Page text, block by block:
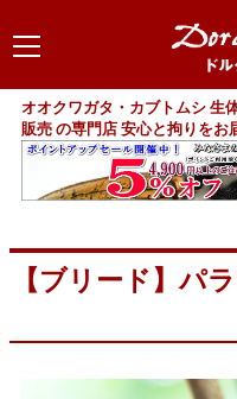
オオクワガタ・カブトムシ 生
販売 の専門店 安心と拘りをお
【ブリード】パ